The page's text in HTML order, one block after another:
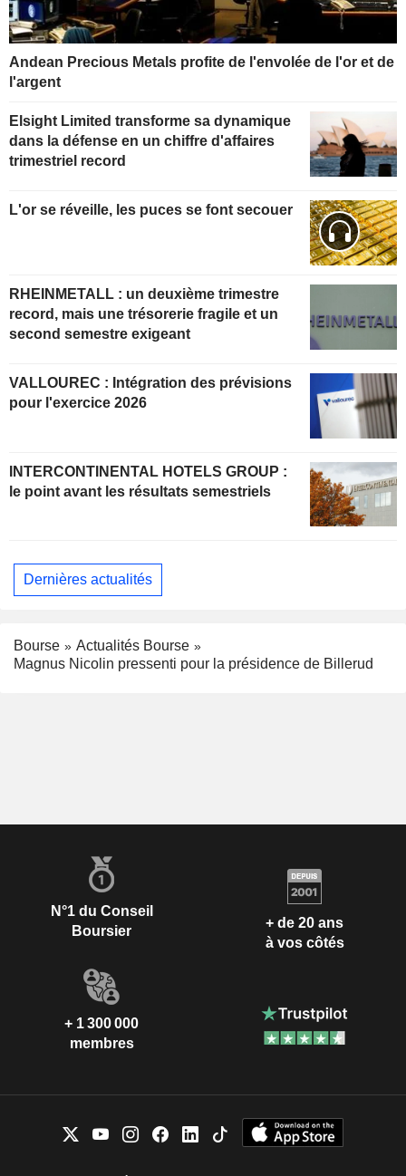
Andean Precious Metals profite de l'envolée de l'or et de
l'argent
Elsight Limited transforme sa dynamique
dans la défense en un chiffre d'affaires
trimestriel record
L'or se réveille, les puces se font secouer
RHEINMETALL : un deuxième trimestre
record, mais une trésorerie fragile et un
second semestre exigeant
VALLOUREC : Intégration des prévisions
pour l'exercice 2026
INTERCONTINENTAL HOTELS GROUP :
le point avant les résultats semestriels
Dernières actualités
Bourse
Actualités Bourse
Magnus Nicolin pressenti pour la présidence de Billerud
N°1 du Conseil
Boursier
+ de 20 ans
à vos côtés
+ 1 300 000
membres